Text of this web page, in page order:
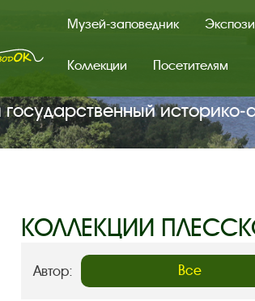
Музей-заповедник
Коллекции Посетителям
КОЛЛЕКЦИИ
Автор: